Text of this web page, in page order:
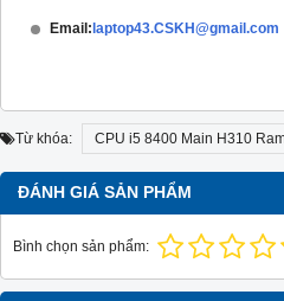
Email:laptop43.CSKH@gmail.com
Từ khóa: CPU i5 8400 Main H310
ĐÁNH GIÁ SẢN PHẨM
Bình chọn sản phẩm: